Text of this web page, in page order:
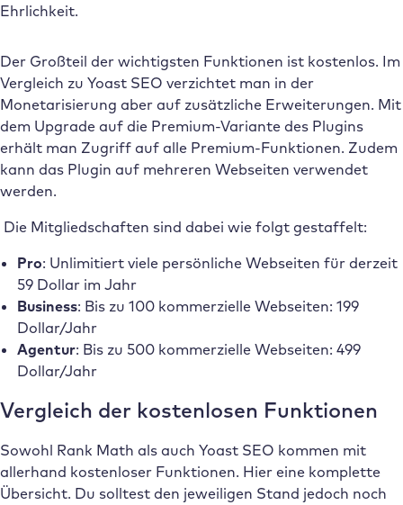
Ehrlichkeit.
Der Großteil der wichtigsten Funktionen ist kostenlos. Im
Vergleich zu Yoast SEO verzichtet man in der
Monetarisierung aber auf zusätzliche Erweiterungen. Mit
dem Upgrade auf die Premium-Variante des Plugins
erhält man Zugriff auf alle Premium-Funktionen. Zudem
kann das Plugin auf mehreren Webseiten verwendet
werden.
Die Mitgliedschaften sind dabei wie folgt gestaffelt:
Pro: Unlimitiert viele persönliche Webseiten für derzeit
59 Dollar im Jahr
Business: Bis zu 100 kommerzielle Webseiten: 199
Dollar/Jahr
Agentur: Bis zu 500 kommerzielle Webseiten: 499
Dollar/Jahr
Vergleich der kostenlosen Funktionen
Sowohl Rank Math als auch Yoast SEO kommen mit
allerhand kostenloser Funktionen. Hier eine komplette
Übersicht. Du solltest den jeweiligen Stand jedoch noch